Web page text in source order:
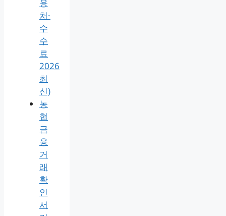
용
처·
수
수
료
2026
최
신)
농
협
금
융
거
래
확
인
서